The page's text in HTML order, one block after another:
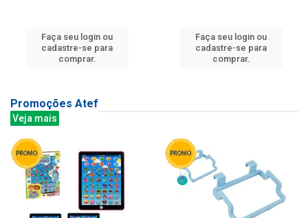
Faça seu login ou
cadastre-se para
comprar.
Faça seu login ou
cadastre-se para
comprar.
Promoções Atef
Veja mais